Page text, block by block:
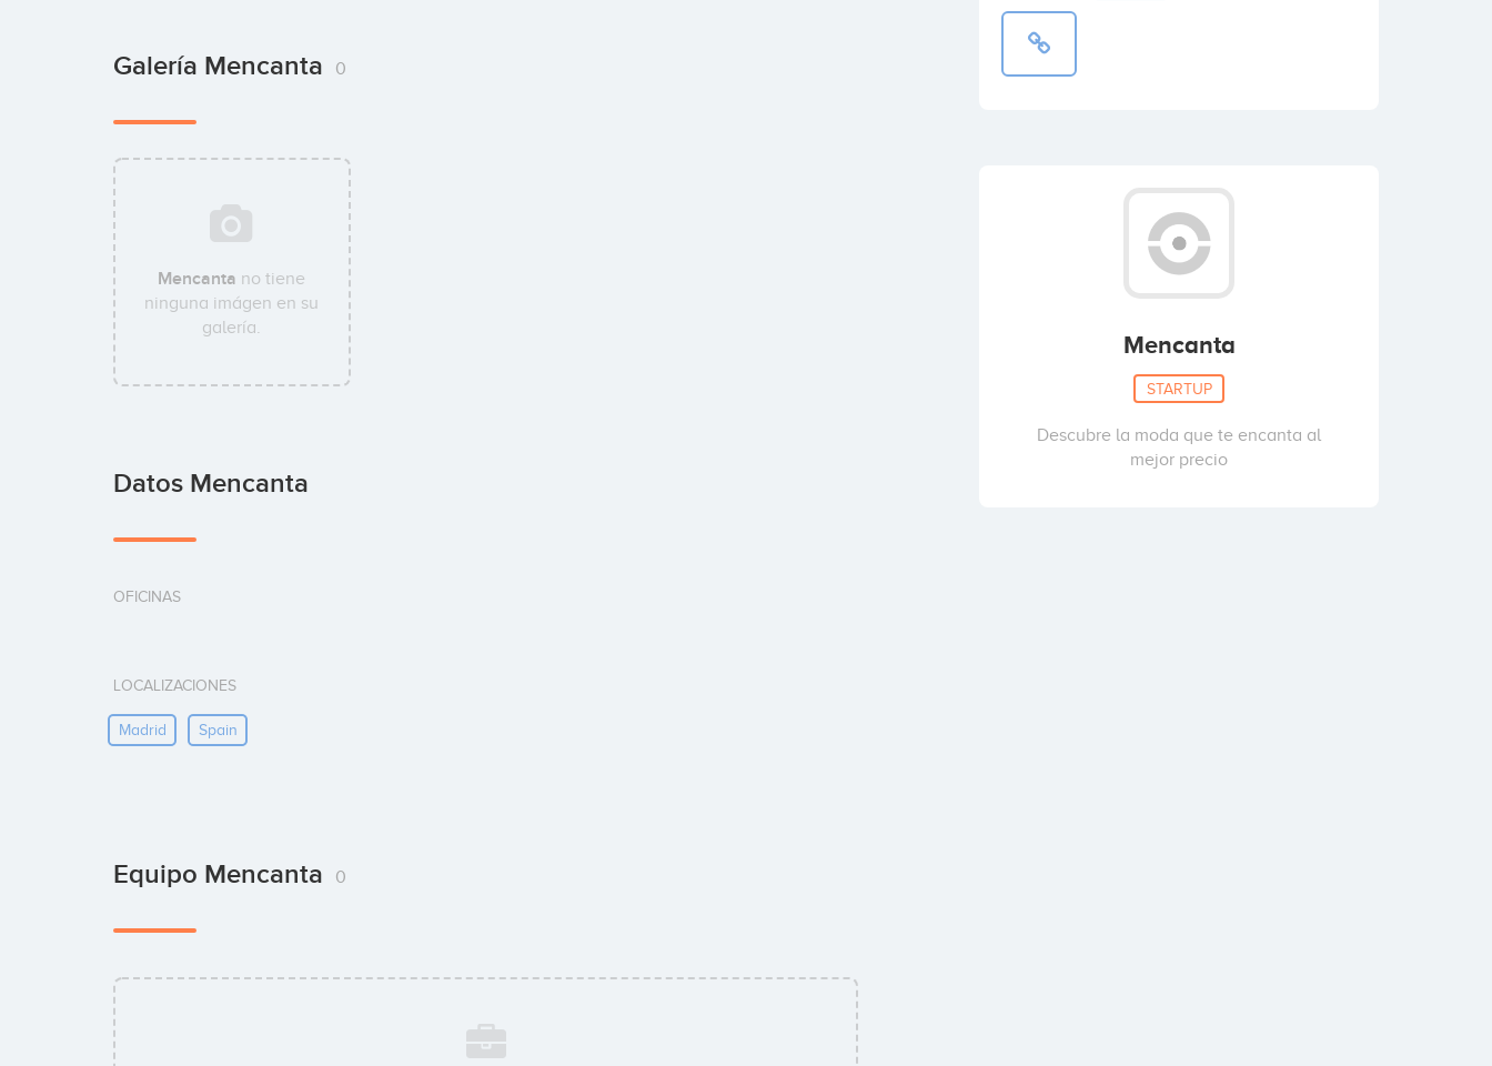
Galería Mencanta 0
Mencanta no tiene
ninguna imágen en su
galería.
Datos Mencanta
OFICINAS
LOCALIZACIONES
Madrid Spain
Equipo Mencanta 0
Mencanta
STARTUP
Descubre la moda que te encanta al
mejor precio